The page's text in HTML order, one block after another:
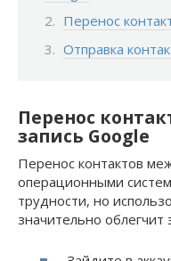
Перенос
Отправка
Перенос
запись Google
Перенос контактов
операционными
трудности, но
значительно облегчит